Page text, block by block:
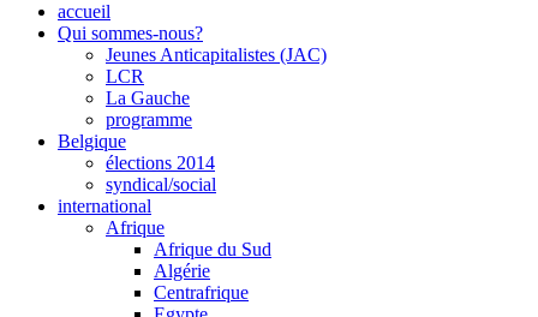
accueil
Qui sommes-nous?
Jeunes Anticapitalistes (JAC)
LCR
La Gauche
programme
Belgique
élections 2014
syndical/social
international
Afrique
Afrique du Sud
Algérie
Centrafrique